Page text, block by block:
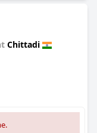
Chittadi